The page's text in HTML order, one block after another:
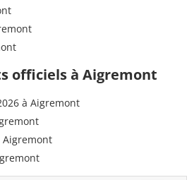
officiels à Aigremont
à Aigremont
Aigremont